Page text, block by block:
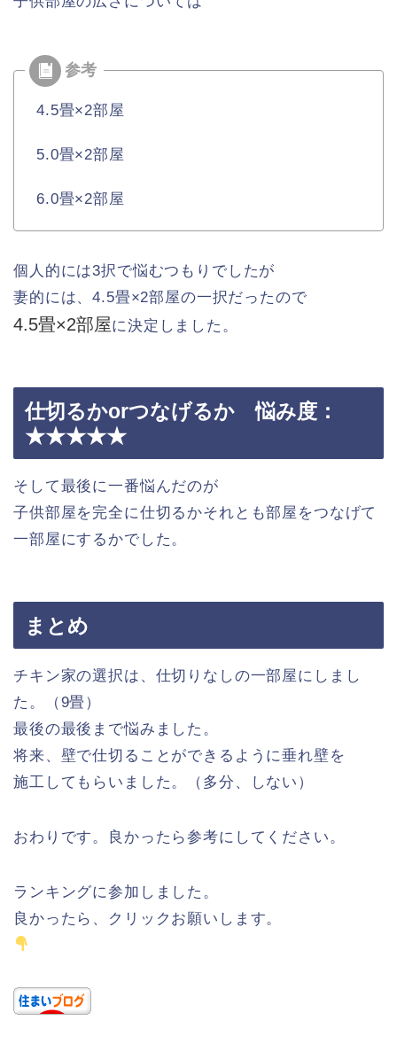
4.5畳×2部屋
5.0畳×2部屋
6.0畳×2部屋
個人的には3択で悩むつもりでしたが
妻的には、4.5畳×2部屋の一択だったので
4.5畳×2部屋に決定しました。
仕切るかorつなげるか 悩み度：
★★★★★
そして最後に一番悩んだのが
子供部屋を完全に仕切るかそれとも部屋をつなげて
一部屋にするかでした。
まとめ
チキン家の選択は、仕切りなしの一部屋にしまし
た。（9畳）
最後の最後まで悩みました。
将来、壁で仕切ることができるように垂れ壁を
施工してもらいました。（多分、しない）
おわりです。良かったら参考にしてください。
ランキングに参加しました。
良かったら、クリックお願いします。